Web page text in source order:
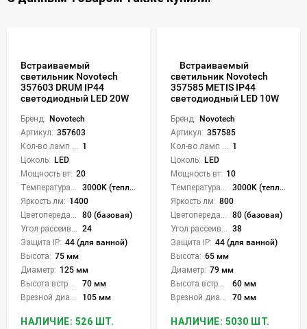
Встраиваемый
светильник Novotech
357603 DRUM IP44
светодиодный LED 20W
Бренд: Novotech
Артикул: 357603
Кол-во ламп или LED: 1
Цоколь: LED
Мощность вт: 20
Температура света:
3000K (теплый)
Яркость лм: 1400
Цветопередача (CRI):
80 (базовая)
Угол рассеивания света °: 24
Защита IP: 44 (для ванной)
Высота: 75 мм
Диаметр: 125 мм
Высота встройки:
70 мм
Врезной диаметр:
105 мм
НАЛИЧИЕ: 526 ШТ.
Встраиваемый
светильник Novotech
357585 METIS IP44
светодиодный LED 10W
Бренд: Novotech
Артикул: 357585
Кол-во ламп или LED: 1
Цоколь: LED
Мощность вт: 10
Температура света:
3000K (теплый)
Яркость лм: 800
Цветопередача (CRI):
80 (базовая)
Угол рассеивания света °: 38
Защита IP: 44 (для ванной)
Высота: 65 мм
Диаметр: 79 мм
Высота встройки:
60 мм
Врезной диаметр:
70 мм
НАЛИЧИЕ: 5030 ШТ.